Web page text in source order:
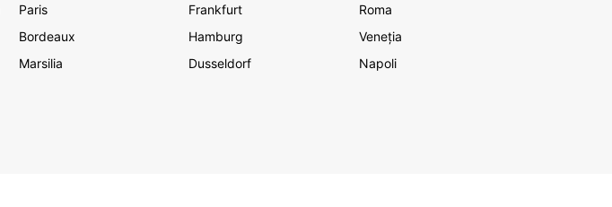
Paris
Bordeaux
Marsilia
Frankfurt
Hamburg
Dusseldorf
Roma
Veneția
Napoli